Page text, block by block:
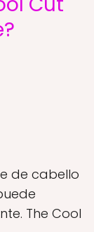
de cabello
The Cool